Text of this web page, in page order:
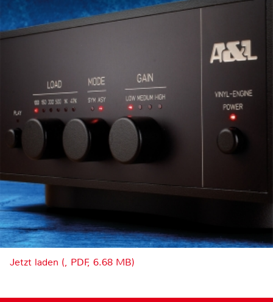
Jetzt laden (, PDF, 6.68 MB)